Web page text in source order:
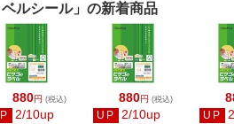
ルシール」の新着商品
880円 (税込)
2/10up
880円 (税込)
UP 2/10up UP